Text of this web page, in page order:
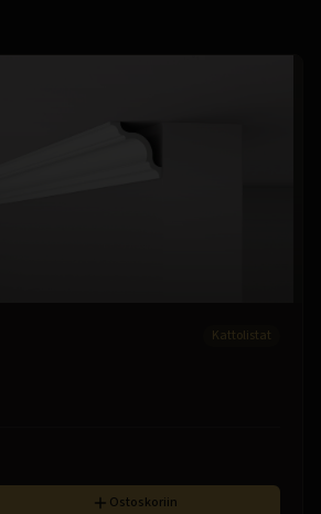
Kattolistat
Ostoskoriin